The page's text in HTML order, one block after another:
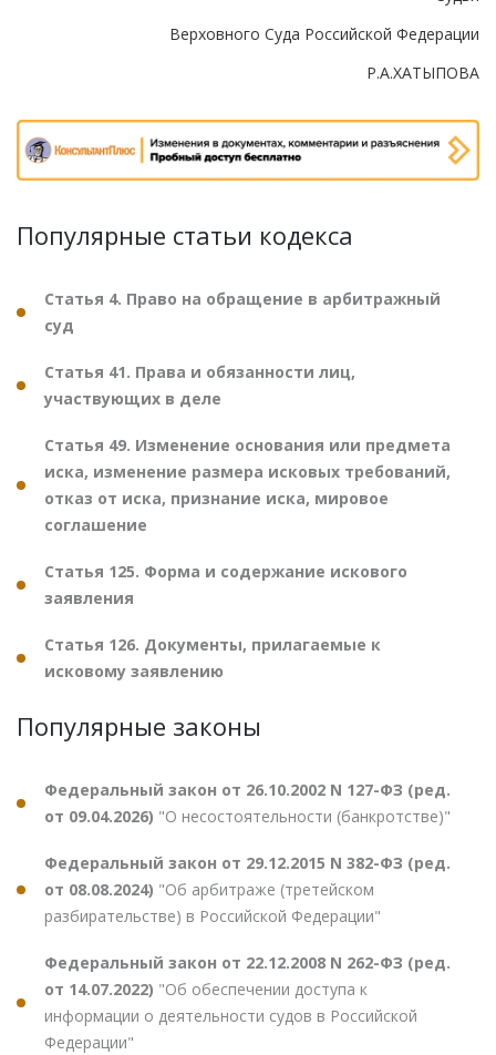
Верховного Суда Российской Федерации
Р.А.ХАТЫПОВА
Популярные статьи кодекса
Статья 4. Право на обращение в арбитражный
суд
Статья 41. Права и обязанности лиц,
участвующих в деле
Статья 49. Изменение основания или предмета
иска, изменение размера исковых требований,
отказ от иска, признание иска, мировое
соглашение
Статья 125. Форма и содержание искового
заявления
Статья 126. Документы, прилагаемые к
исковому заявлению
Популярные законы
Федеральный закон от 26.10.2002 N 127-ФЗ (ред.
от 09.04.2026) "О несостоятельности (банкротстве)"
Федеральный закон от 29.12.2015 N 382-ФЗ (ред.
от 08.08.2024) "Об арбитраже (третейском
разбирательстве) в Российской Федерации"
Федеральный закон от 22.12.2008 N 262-ФЗ (ред.
от 14.07.2022) "Об обеспечении доступа к
информации о деятельности судов в Российской
Федерации"